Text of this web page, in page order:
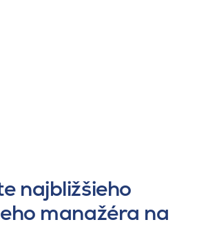
najbližšieho
manažéra na